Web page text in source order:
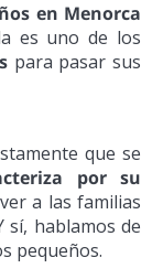
en Menorca
es uno de los
para pasar sus
que se
por su
a las familias
sí, hablamos de
pequeños.